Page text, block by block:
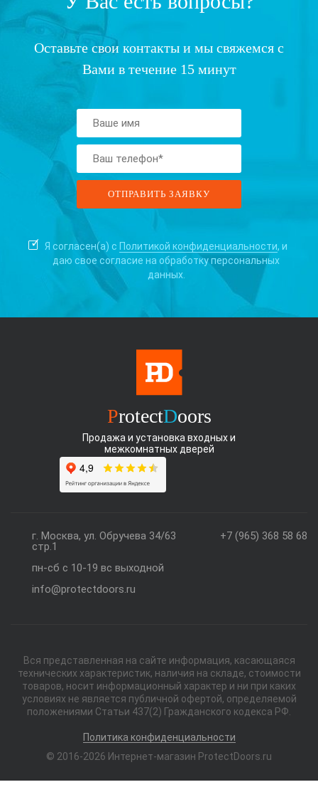
Оставьте свои контакты и мы свяжемся с
Вами в течение 15 минут
Я согласен(а) с Политикой конфиденциальности, и
даю свое согласие на обработку персональных
данных.
ProtectDoors
Продажа и установка входных и
межкомнатных дверей
+7 (965) 368 58 68
г. Москва, ул. Обручева 34/63
стр.1
пн-сб с 10-19 вс выходной
info@protectdoors.ru
Вся представленная на сайте информация, касающаяся
технических характеристик, наличия на складе, стоимости
товаров, носит информационный характер и ни при каких
условиях не является публичной офертой, определяемой
положениями Статьи 437(2) Гражданского кодекса РФ.
Политика конфиденциальности
© 2016-2026 Интернет-магазин ProtectDoors.ru